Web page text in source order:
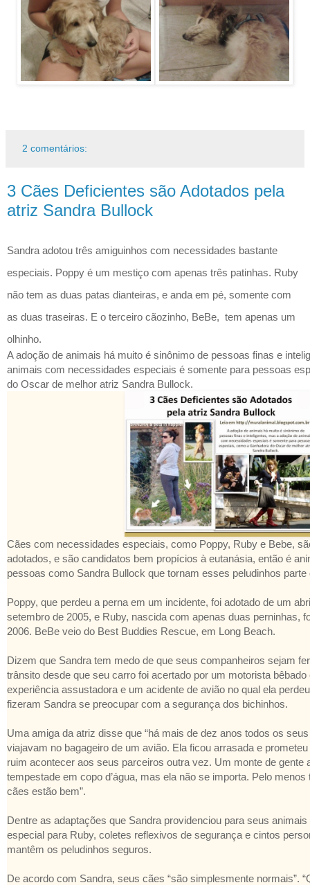
2 comentários:
3 Cães Deficientes são Adotados pela
atriz Sandra Bullock
Sandra adotou três amiguinhos com necessidades bastante
especiais. Poppy é um mestiço com apenas três patinhas. Ruby
não tem as duas patas dianteiras, e anda em pé, somente com
as duas traseiras. E o terceiro cãozinho, BeBe, tem apenas um
olhinho.
A adoção de animais há muito é sinônimo de pessoas finas e
animais com necessidades especiais é somente para pessoas
do Oscar de melhor atriz Sandra Bullock.
Cães com necessidades especiais, como Poppy, Ruby e Bebe,
adotados, e são candidatos bem propícios à eutanásia, então é
pessoas como Sandra Bullock que tornam esses peludinhos parte
Poppy, que perdeu a perna em um incidente, foi adotado de um
setembro de 2005, e Ruby, nascida com apenas duas perninhas,
2006. BeBe veio do Best Buddies Rescue, em Long Beach.
Dizem que Sandra tem medo de que seus companheiros sejam
trânsito desde que seu carro foi acertado por um motorista bêbado
experiência assustadora e um acidente de avião no qual ela
fizeram Sandra se preocupar com a segurança dos bichinhos.
Uma amiga da atriz disse que “há mais de dez anos todos os
viajavam no bagageiro de um avião. Ela ficou arrasada e
ruim acontecer aos seus parceiros outra vez. Um monte de gente
tempestade em copo d’água, mas ela não se importa. Pelo
cães estão bem”.
Dentre as adaptações que Sandra providenciou para seus
especial para Ruby, coletes reflexivos de segurança e cintos
mantêm os peludinhos seguros.
De acordo com Sandra, seus cães “são simplesmente normais”.